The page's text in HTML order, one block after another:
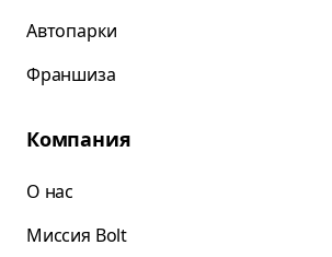
Автопарки
Франшиза
Компания
О нас
Миссия Bolt